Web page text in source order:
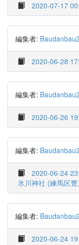
2020-07-17
編集者:
2020-06-28
編集者:
2020-06-26
編集者:
2020-06-24
氷川神社 (練馬区
編集者:
2020-06-24